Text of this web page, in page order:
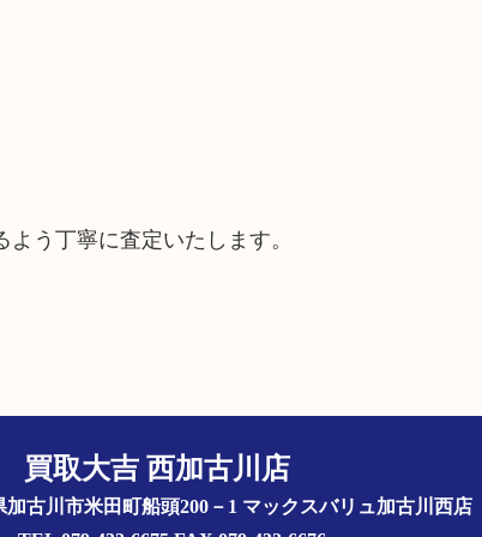
う丁寧に査定いたします。
買取大吉 西加古川店
加古川市米田町船頭200－1 マックスバリュ加古川西店